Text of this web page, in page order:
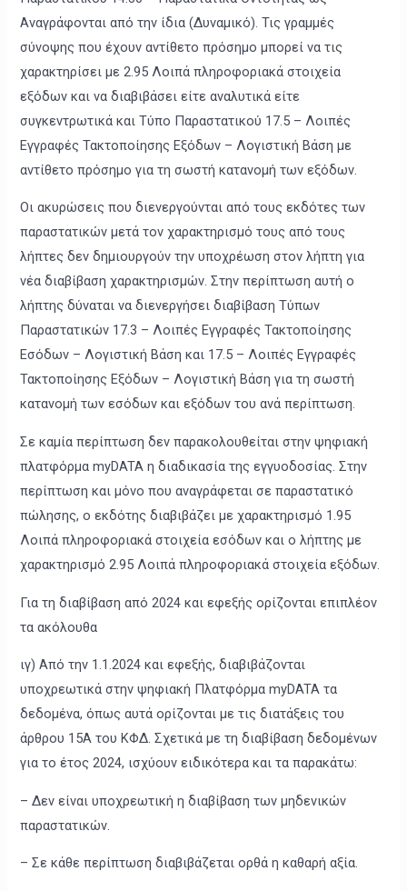
Αναγράφονται από την ίδια (Δυναμικό). Τις γραμμές
σύνοψης που έχουν αντίθετο πρόσημο μπορεί να τις
χαρακτηρίσει με 2.95 Λοιπά πληροφοριακά στοιχεία
εξόδων και να διαβιβάσει είτε αναλυτικά είτε
συγκεντρωτικά και Τύπο Παραστατικού 17.5 – Λοιπές
Εγγραφές Τακτοποίησης Εξόδων – Λογιστική Βάση με
αντίθετο πρόσημο για τη σωστή κατανομή των εξόδων.
Οι ακυρώσεις που διενεργούνται από τους εκδότες των
παραστατικών μετά τον χαρακτηρισμό τους από τους
λήπτες δεν δημιουργούν την υποχρέωση στον λήπτη για
νέα διαβίβαση χαρακτηρισμών. Στην περίπτωση αυτή ο
λήπτης δύναται να διενεργήσει διαβίβαση Τύπων
Παραστατικών 17.3 – Λοιπές Εγγραφές Τακτοποίησης
Εσόδων – Λογιστική Βάση και 17.5 – Λοιπές Εγγραφές
Τακτοποίησης Εξόδων – Λογιστική Βάση για τη σωστή
κατανομή των εσόδων και εξόδων του ανά περίπτωση.
Σε καμία περίπτωση δεν παρακολουθείται στην ψηφιακή
πλατφόρμα myDATA η διαδικασία της εγγυοδοσίας. Στην
περίπτωση και μόνο που αναγράφεται σε παραστατικό
πώλησης, ο εκδότης διαβιβάζει με χαρακτηρισμό 1.95
Λοιπά πληροφοριακά στοιχεία εσόδων και ο λήπτης με
χαρακτηρισμό 2.95 Λοιπά πληροφοριακά στοιχεία εξόδων.
Για τη διαβίβαση από 2024 και εφεξής ορίζονται επιπλέον
τα ακόλουθα
ιγ) Από την 1.1.2024 και εφεξής, διαβιβάζονται
υποχρεωτικά στην ψηφιακή Πλατφόρμα myDATA τα
δεδομένα, όπως αυτά ορίζονται με τις διατάξεις του
άρθρου 15Α του ΚΦΔ. Σχετικά με τη διαβίβαση δεδομένων
για το έτος 2024, ισχύουν ειδικότερα και τα παρακάτω:
– Δεν είναι υποχρεωτική η διαβίβαση των μηδενικών
παραστατικών.
– Σε κάθε περίπτωση διαβιβάζεται ορθά η καθαρή αξία.